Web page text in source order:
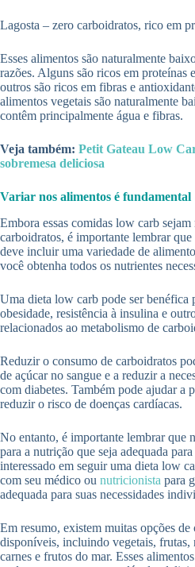
Lagosta – zero carboidratos, rico em
Esses alimentos são naturalmente
razões. Alguns são ricos em proteínas
outros são ricos em fibras e
alimentos vegetais são naturalmente
contêm principalmente água e fibras.
Veja também: Petit Gateau Low
sobremesa deliciosa
Variar nos alimentos é fundamental
Embora essas comidas low carb
carboidratos, é importante lembrar
deve incluir uma variedade de
você obtenha todos os nutrientes
Uma dieta low carb pode ser benéfica
obesidade, resistência à insulina e
relacionados ao metabolismo de
Reduzir o consumo de carboidratos
de açúcar no sangue e a reduzir a
com diabetes. Também pode ajudar a
reduzir o risco de doenças cardíacas.
No entanto, é importante lembrar que
para a nutrição que seja adequada
interessado em seguir uma dieta low
com seu médico ou nutricionista para
adequada para suas necessidades
Em resumo, existem muitas opções
disponíveis, incluindo vegetais, frutas,
carnes e frutos do mar. Esses